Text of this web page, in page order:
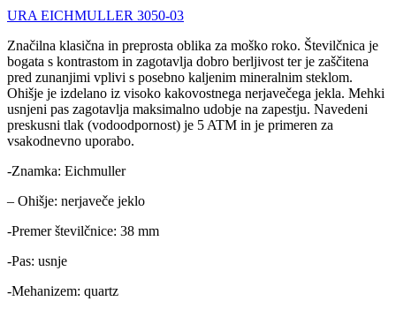
URA EICHMULLER 3050-03
Značilna klasična in preprosta oblika za moško roko. Številčnica je
bogata s kontrastom in zagotavlja dobro berljivost ter je zaščitena
pred zunanjimi vplivi s posebno kaljenim mineralnim steklom.
Ohišje je izdelano iz visoko kakovostnega nerjavečega jekla. Mehki
usnjeni pas zagotavlja maksimalno udobje na zapestju. Navedeni
preskusni tlak (vodoodpornost) je 5 ATM in je primeren za
vsakodnevno uporabo.
-Znamka: Eichmuller
– Ohišje: nerjaveče jeklo
-Premer številčnice: 38 mm
-Pas: usnje
-Mehanizem: quartz